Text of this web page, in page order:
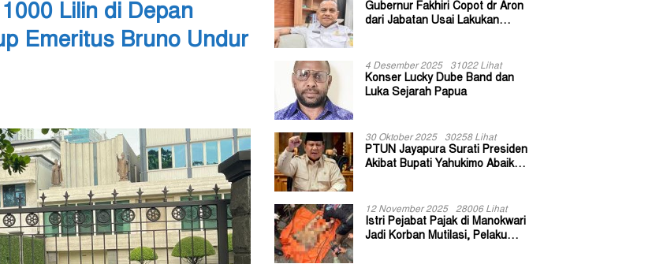
Lilin di Depan
Emeritus Bruno Undur
Gubernur Fakhiri Copot dr Aron
dari Jabatan Usai Lakukan
4 Desember 2025 31022 Lihat
Konser Lucky Dube Band dan
Luka Sejarah Papua
30 Oktober 2025 30258 Lihat
PTUN Jayapura Surati Presiden
Akibat Bupati Yahukimo Abaikan
12 November 2025 28006 Lihat
Istri Pejabat Pajak di Manokwari
Jadi Korban Mutilasi, Pelaku